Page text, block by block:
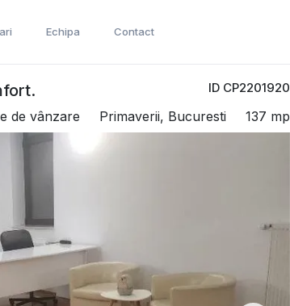
Echipa Contact
ID CP2201920
de vânzare Primaverii, Bucuresti 137 mp